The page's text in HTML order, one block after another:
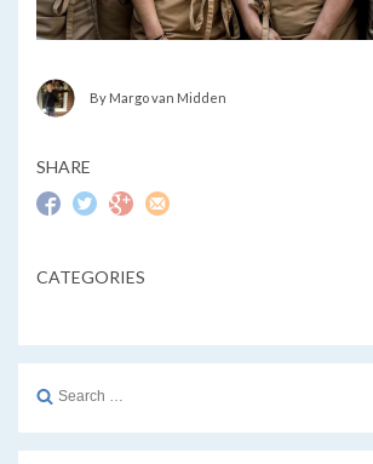
By Margo van Midden
SHARE
CATEGORIES
Search